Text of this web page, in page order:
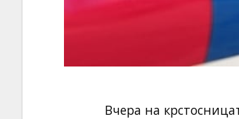
Вчера на